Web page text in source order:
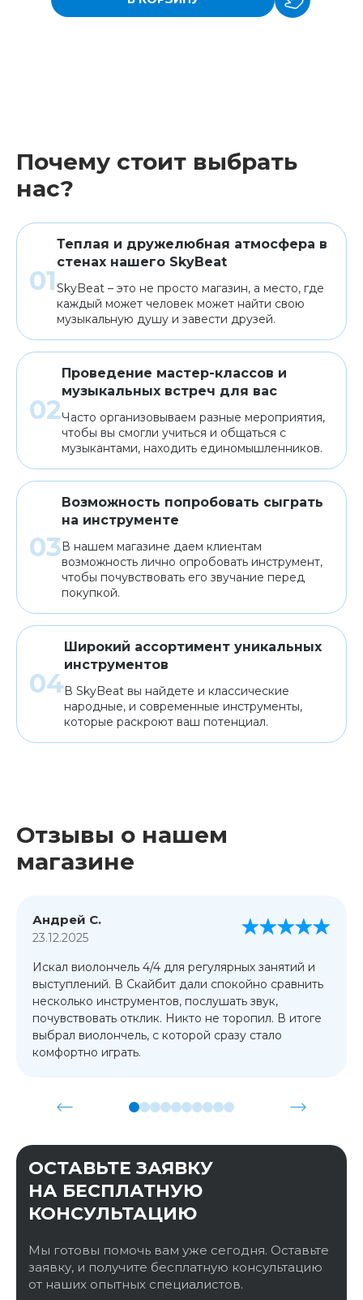
Почему стоит выбрать
нас?
Теплая и дружелюбная атмосфера в
стенах нашего SkyBeat
SkyBeat – это не просто магазин, а место, где
каждый может человек может найти свою
музыкальную душу и завести друзей.
Проведение мастер-классов и
музыкальных встреч для вас
Часто организовываем разные мероприятия,
чтобы вы смогли учиться и общаться с
музыкантами, находить единомышленников.
Возможность попробовать сыграть
на инструменте
В нашем магазине даем клиентам
возможность лично опробовать инструмент,
чтобы почувствовать его звучание перед
покупкой.
Широкий ассортимент уникальных
инструментов
В SkyBeat вы найдете и классические
народные, и современные инструменты,
которые раскроют ваш потенциал.
Отзывы о нашем
магазине
Андрей С.
23.12.2025
Искал виолончель 4/4 для регулярных занятий и
выступлений. В Скайбит дали спокойно сравнить
несколько инструментов, послушать звук,
почувствовать отклик. Никто не торопил. В итоге
выбрал виолончель, с которой сразу стало
комфортно играть.
ОСТАВЬТЕ ЗАЯВКУ
НА БЕСПЛАТНУЮ
КОНСУЛЬТАЦИЮ
Мы готовы помочь вам уже сегодня. Оставьте
заявку, и получите бесплатную консультацию
от наших опытных специалистов.